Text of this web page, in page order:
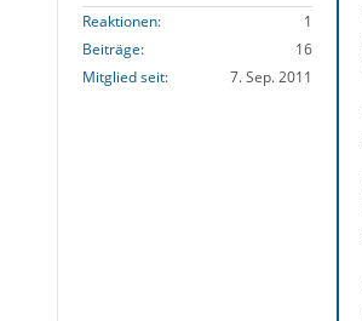
Reaktionen
1
Beiträge
16
Mitglied seit
7. Sep. 2011